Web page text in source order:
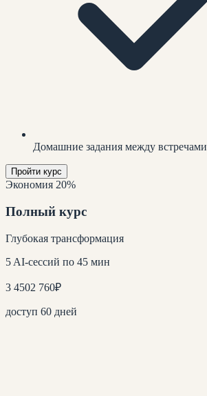
Домашние задания между встречами
Пройти курс
Экономия 20%
Полный курс
Глубокая трансформация
5 AI-сессий по 45 мин
3 4502 760₽
доступ 60 дней